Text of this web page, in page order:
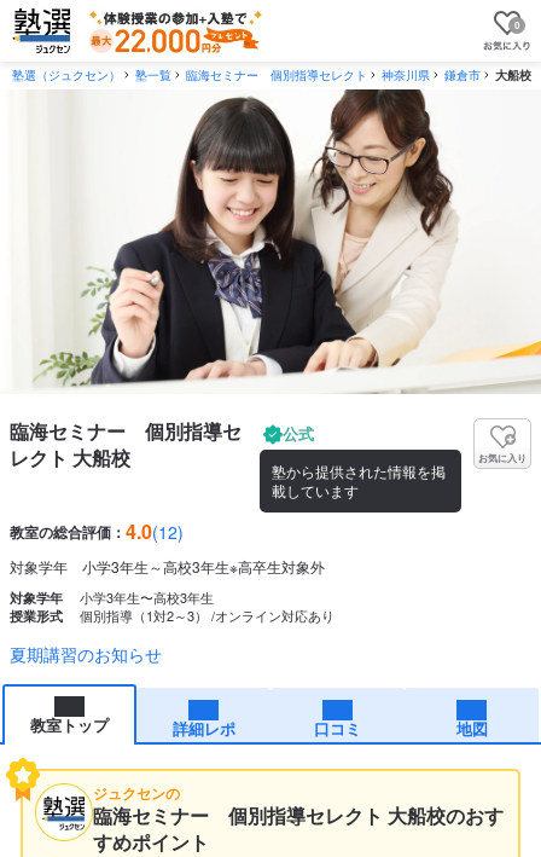
0
塾選（ジュクセン） 塾一覧 臨海セミナー 個別指導セレクト 神奈川県 鎌倉市 大船校
臨海セミナー 個別指導セ
レクト 大船校
公式
塾から提供された情報を掲
載しています
教室の総合評価： 4.0(12)
お気に入り
対象学年 小学3年生～高校3年生※高卒生対象外
対象学年 小学3年生〜高校3年生
授業形式 個別指導（1対2～3） オンライン対応あり
夏期講習のお知らせ
教室トップ 詳細レポ 口コミ 地図
ジュクセンの
臨海セミナー 個別指導セレクト 大船校のおす
すめポイント